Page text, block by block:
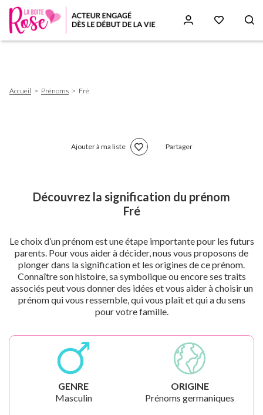
d'Ariane
Accueil Prénoms Fré
Ajouter à ma liste Partager
Découvrez la signification du prénom
Fré
Le choix d’un prénom est une étape importante pour les futurs
parents. Pour vous aider à décider, nous vous proposons de
plonger dans la signification et les origines de ce prénom.
Connaître son histoire, sa symbolique ou encore ses traits
associés peut vous donner des idées et vous aider à choisir un
prénom qui vous ressemble, qui vous plaît et qui a du sens
pour votre famille.
GENRE
Masculin
ORIGINE
Prénoms germaniques